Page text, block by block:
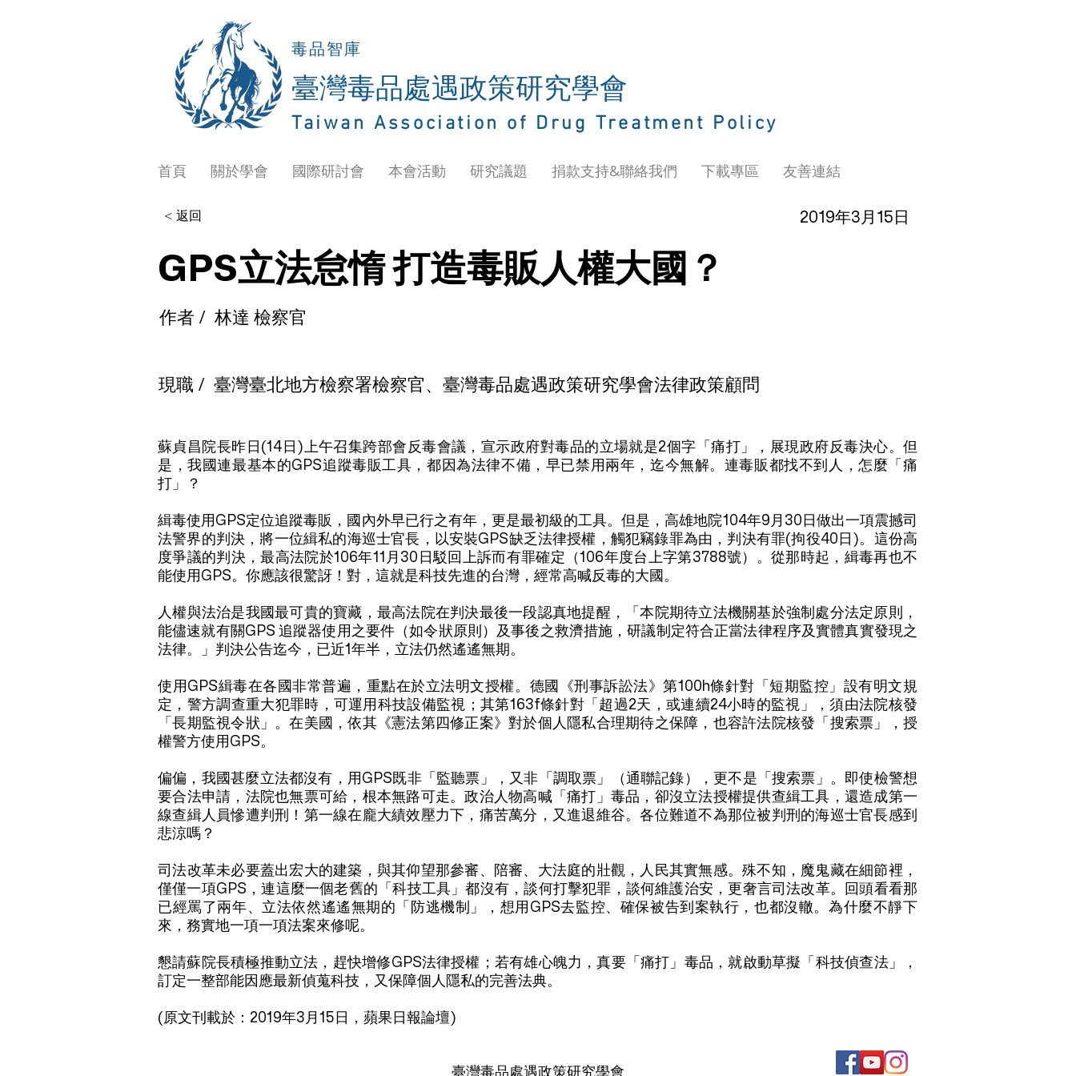
毒品智庫
​臺灣毒品處遇政策研究學會
Taiwan Association of Drug Treatment Policy
首頁 關於學會 國際研討會 本會活動 研究議題 捐款支持&聯絡我們 下載專區 友善連結
< 返回 2019年3月15日
GPS立法怠惰 打造毒販人權大國？
作者 / 林達 檢察官
現職 / 臺灣臺北地方檢察署檢察官、臺灣毒品處遇政策研究學會法律政策顧問
蘇貞昌院長昨日(14日)上午召集跨部會反毒會議，宣示政府對毒品的立場就是2個字「痛打」，展現政府反毒決心。但
是，我國連最基本的GPS追蹤毒販工具，都因為法律不備，早已禁用兩年，迄今無解。連毒販都找不到人，怎麼「痛
打」？
緝毒使用GPS定位追蹤毒販，國內外早已行之有年，更是最初級的工具。但是，高雄地院104年9月30日做出一項震撼司
法警界的判決，將一位緝私的海巡士官長，以安裝GPS缺乏法律授權，觸犯竊錄罪為由，判決有罪(拘役40日)。這份高
度爭議的判決，最高法院於106年11月30日駁回上訴而有罪確定（106年度台上字第3788號）。從那時起，緝毒再也不
能使用GPS。你應該很驚訝！對，這就是科技先進的台灣，經常高喊反毒的大國。
人權與法治是我國最可貴的寶藏，最高法院在判決最後一段認真地提醒，「本院期待立法機關基於強制處分法定原則，
能儘速就有關GPS 追蹤器使用之要件（如令狀原則）及事後之救濟措施，研議制定符合正當法律程序及實體真實發現之
法律。」判決公告迄今，已近1年半，立法仍然遙遙無期。
使用GPS緝毒在各國非常普遍，重點在於立法明文授權。德國《刑事訴訟法》第100h條針對「短期監控」設有明文規
定，警方調查重大犯罪時，可運用科技設備監視；其第163f條針對「超過2天，或連續24小時的監視」，須由法院核發
「長期監視令狀」。在美國，依其《憲法第四修正案》對於個人隱私合理期待之保障，也容許法院核發「搜索票」，授
權警方使用GPS。
偏偏，我國甚麼立法都沒有，用GPS既非「監聽票」，又非「調取票」（通聯記錄），更不是「搜索票」。即使檢警想
要合法申請，法院也無票可給，根本無路可走。政治人物高喊「痛打」毒品，卻沒立法授權提供查緝工具，還造成第一
線查緝人員慘遭判刑！第一線在龐大績效壓力下，痛苦萬分，又進退維谷。各位難道不為那位被判刑的海巡士官長感到
悲涼嗎？
司法改革未必要蓋出宏大的建築，與其仰望那參審、陪審、大法庭的壯觀，人民其實無感。殊不知，魔鬼藏在細節裡，
僅僅一項GPS，連這麼一個老舊的「科技工具」都沒有，談何打擊犯罪，談何維護治安，更奢言司法改革。回頭看看那
已經罵了兩年、立法依然遙遙無期的「防逃機制」，想用GPS去監控、確保被告到案執行，也都沒轍。為什麼不靜下
來，務實地一項一項法案來修呢。
懇請蘇院長積極推動立法，趕快增修GPS法律授權；若有雄心魄力，真要「痛打」毒品，就啟動草擬「科技偵查法」，
訂定一整部能因應最新偵蒐科技，又保障個人隱私的完善法典。
(原文刊載於：2019年3月15日，蘋果日報論壇)
臺灣毒品處遇政策研究學會